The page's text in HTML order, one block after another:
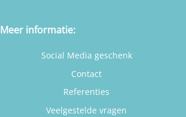
Meer informatie:
Social Media geschenk
Contact
Referenties
Veelgestelde vragen